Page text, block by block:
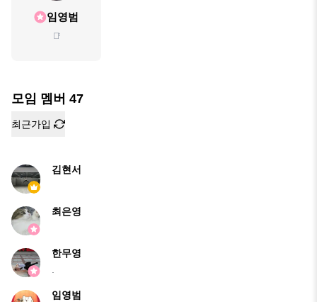
임영범
📑
모임 멤버 47
최근가입
김현서
최은영
한무영
임영범